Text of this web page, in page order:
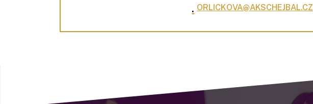
. ORLICKOVA@AKSCHEJBAL.CZ